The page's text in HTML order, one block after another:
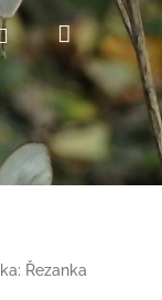
PřihlášeníNákupní
košík
Řezanka